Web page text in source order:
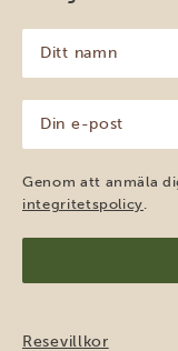
namn
(Obligatoriskt)
post
(Obligatoriskt)
Genom att anmäla
integritetspolicy
Resevillkor